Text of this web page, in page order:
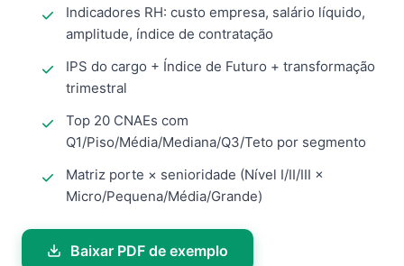
Indicadores RH: custo empresa, salário líquido,
amplitude, índice de contratação
IPS do cargo + Índice de Futuro + transformação
trimestral
Top 20 CNAEs com
Q1/Piso/Média/Mediana/Q3/Teto por segmento
Matriz porte × senioridade (Nível I/II/III ×
Micro/Pequena/Média/Grande)
Baixar PDF de exemplo